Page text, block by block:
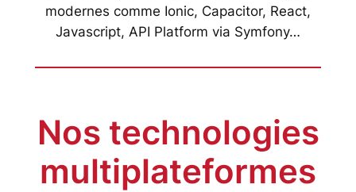
modernes comme Ionic, Capacitor, React,
Javascript, API Platform via Symfony…
Nos technologies
multiplateformes